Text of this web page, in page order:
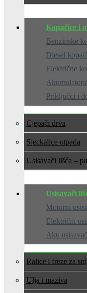
Kopačice i
Benzinske
Diesel
Električne
Priključci i
Cjepači drva
Sjeckalice otpada
Usisavači lišća –
Usisavači
Motorni
Električni
Aku
Ralice i freze za
Ulja i maziva